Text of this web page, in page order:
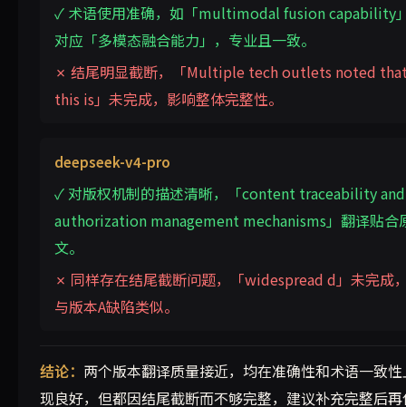
✓ 术语使用准确，如「multimodal fusion capability
对应「多模态融合能力」，专业且一致。
✗ 结尾明显截断，「Multiple tech outlets noted
this is」未完成，影响整体完整性。
deepseek-v4-pro
✓ 对版权机制的描述清晰，「content traceability and
authorization management mechanisms」翻译贴合
文。
✗ 同样存在结尾截断问题，「widespread d」未完成
与版本A缺陷类似。
结论： 两个版本翻译质量接近，均在准确性和术语一致
现良好，但都因结尾截断而不够完整，建议补充完整后